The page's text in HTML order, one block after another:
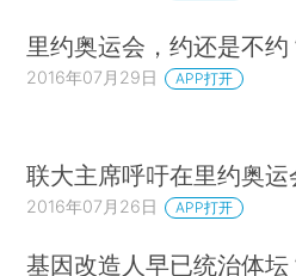
里约奥运会，约还是不约
2016年07月29日 APP打开
联大主席呼吁在里约奥
2016年07月26日 APP打开
基因改造人早已统治体